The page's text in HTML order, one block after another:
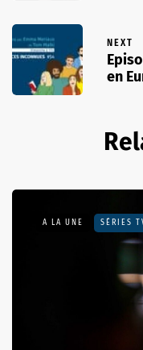
NEXT
en
A LA UNE SÉRIES